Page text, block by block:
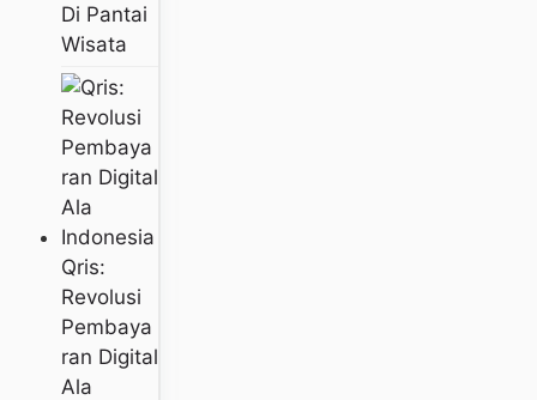
Di Pantai
Wisata
Qris:
Revolusi
Pembaya
Ran Digital
Ala